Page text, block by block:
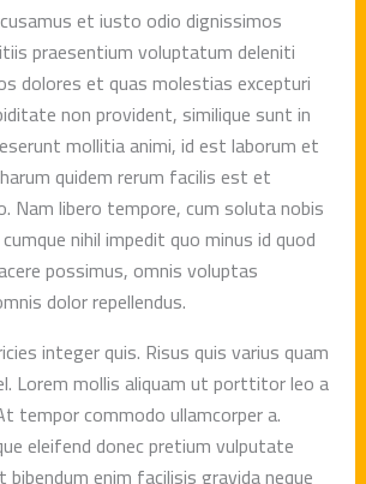
et iusto odio dignissimos
praesentium voluptatum deleniti
dolores et quas molestias excepturi
non provident, similique sunt in
mollitia animi, id est laborum et
quidem rerum facilis est et
Nam libero tempore, cum soluta nobis
nihil impedit quo minus id quod
possimus, omnis voluptas
dolor repellendus.
integer quis. Risus quis varius quam
Lorem mollis aliquam ut porttitor leo a
tempor commodo ullamcorper a.
eleifend donec pretium vulputate
bibendum enim facilisis gravida neque